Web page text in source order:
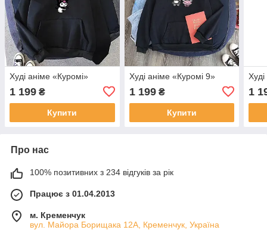
Худі аніме «Куромі»
1 199 ₴
Купити
Худі аніме «Куромі 9»
1 199₴
Купити
1
Про нас
100% позитивних з 234 відгуків за рік
Працює з 01.04.2013
м. Кременчук
вул. Майора Борищака 12А, Кременчук, Україна